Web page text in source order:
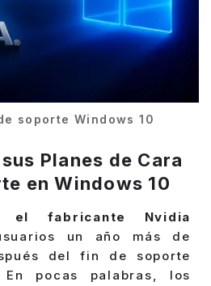
soporte Windows 10
Planes de Cara
en Windows 10
el fabricante Nvidia
un año más de
del fin de soporte
pocas palabras, los